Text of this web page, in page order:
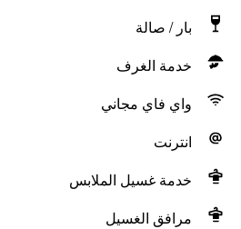
بار / صالة
خدمة الغرف
واي فاي مجاني
انترنت
خدمة غسيل الملابس
مرافق الغسيل